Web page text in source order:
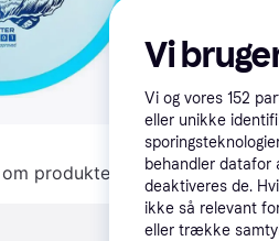
produktet Specifikationer
Vi
Vi og vores 152
eller unikke
behandler
deaktiveres de.
ikke så relevant
eller trække